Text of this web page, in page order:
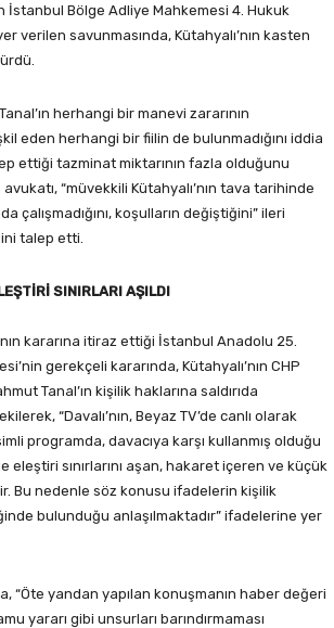
İstanbul Bölge Adliye Mahkemesi 4. Hukuk
verilen savunmasında, Kütahyalı’nın kasten
herhangi bir manevi zararının
eden herhangi bir fiilin de bulunmadığını iddia
ettiği tazminat miktarının fazla olduğunu
avukatı, “müvekkili Kütahyalı’nın tava tarihinde
çalışmadığını, koşulların değiştiğini” ileri
talep etti.
SINIRLARI AŞILDI
kararına itiraz ettiği İstanbul Anadolu 25.
gerekçeli kararında, Kütahyalı’nın CHP
Tanal’ın kişilik haklarına saldırıda
“Davalı’nın, Beyaz TV’de canlı olarak
programda, davacıya karşı kullanmış olduğu
sınırlarını aşan, hakaret içeren ve küçük
Bu nedenle söz konusu ifadelerin kişilik
bulunduğu anlaşılmaktadır” ifadelerine yer
“Öte yandan yapılan konuşmanın haber değeri
yararı gibi unsurları barındırmaması